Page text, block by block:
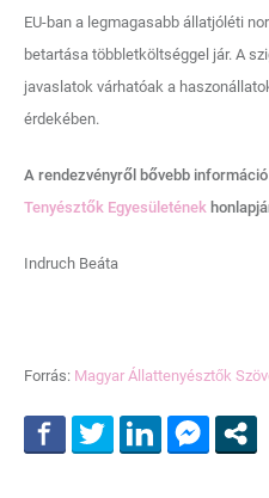
EU-ban a legmagasabb állatjóléti
betartása többletköltséggel jár. A
javaslatok várhatóak a
érdekében.
A rendezvényről bővebb
Tenyésztők Egyesületének
Indruch Beáta
Forrás: Magyar Állattenyésztők